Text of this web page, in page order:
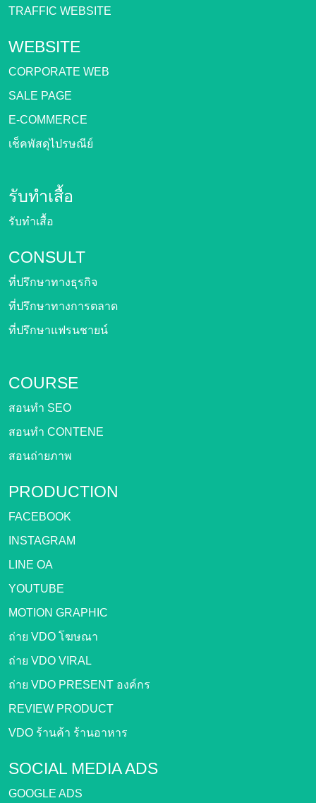
TRAFFIC WEBSITE
WEBSITE
CORPORATE WEB
SALE PAGE
E-COMMERCE
เช็คพัสดุไปรษณีย์
รับทำเสื้อ
รับทำเสื้อ
CONSULT
ที่ปรึกษาทางธุรกิจ
ที่ปรึกษาทางการตลาด
ที่ปรึกษาแฟรนชายน์
COURSE
สอนทำ SEO
สอนทำ CONTENE
สอนถ่ายภาพ
PRODUCTION
FACEBOOK
INSTAGRAM
LINE OA
YOUTUBE
MOTION GRAPHIC
ถ่าย VDO โฆษณา
ถ่าย VDO VIRAL
ถ่าย VDO PRESENT องค์กร
REVIEW PRODUCT
VDO ร้านค้า ร้านอาหาร
SOCIAL MEDIA ADS
GOOGLE ADS